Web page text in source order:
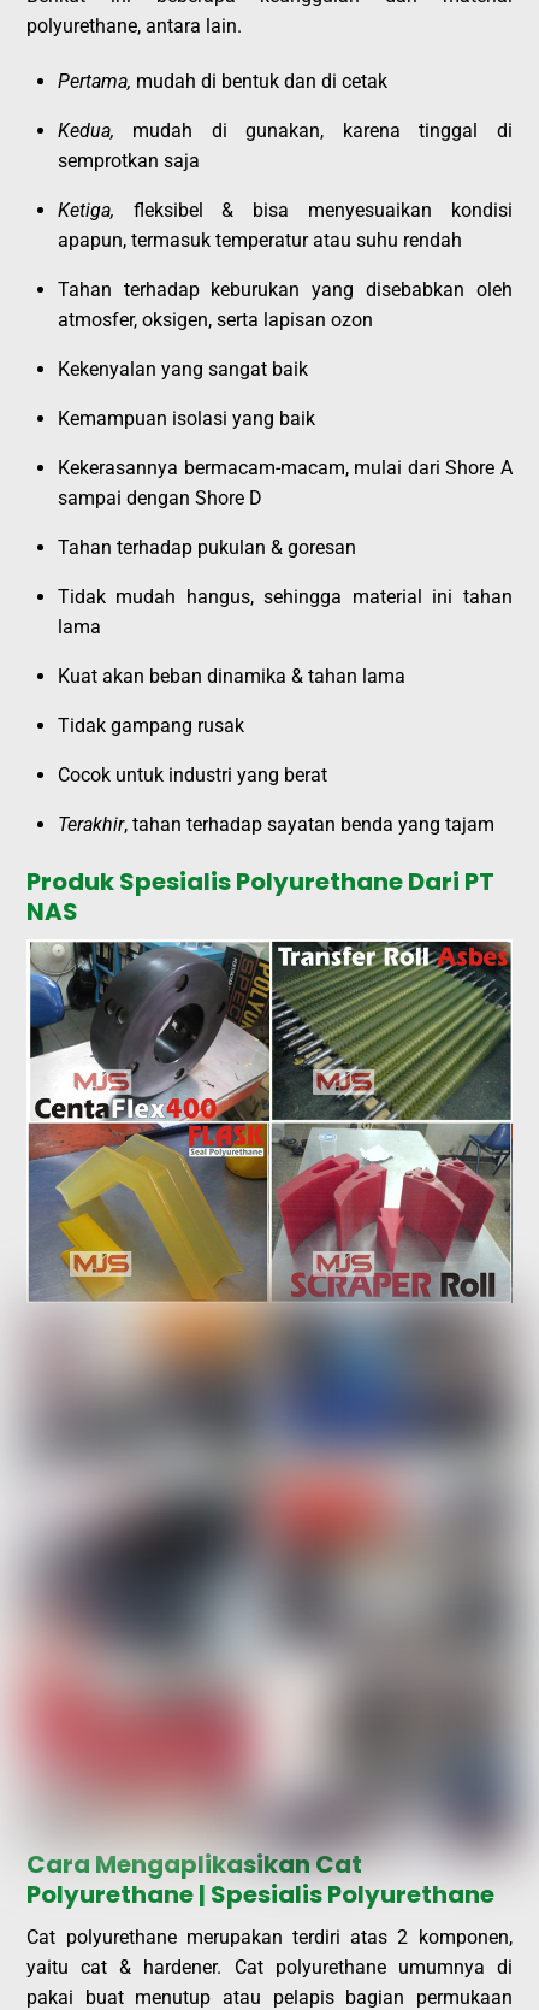
polyurethane, antara lain.
Pertama, mudah di bentuk dan di cetak
Kedua, mudah di gunakan, karena tinggal di
semprotkan saja
Ketiga, fleksibel & bisa menyesuaikan kondisi
apapun, termasuk temperatur atau suhu rendah
Tahan terhadap keburukan yang disebabkan oleh
atmosfer, oksigen, serta lapisan ozon
Kekenyalan yang sangat baik
Kemampuan isolasi yang baik
Kekerasannya bermacam-macam, mulai dari Shore A
sampai dengan Shore D
Tahan terhadap pukulan & goresan
Tidak mudah hangus, sehingga material ini tahan
lama
Kuat akan beban dinamika & tahan lama
Tidak gampang rusak
Cocok untuk industri yang berat
Terakhir, tahan terhadap sayatan benda yang tajam
Produk Spesialis Polyurethane Dari PT
NAS
Cara Mengaplikasikan Cat
Polyurethane | Spesialis Polyurethane
Cat polyurethane merupakan terdiri atas 2 komponen,
yaitu cat & hardener. Cat polyurethane umumnya di
pakai buat menutup atau pelapis bagian permukaan